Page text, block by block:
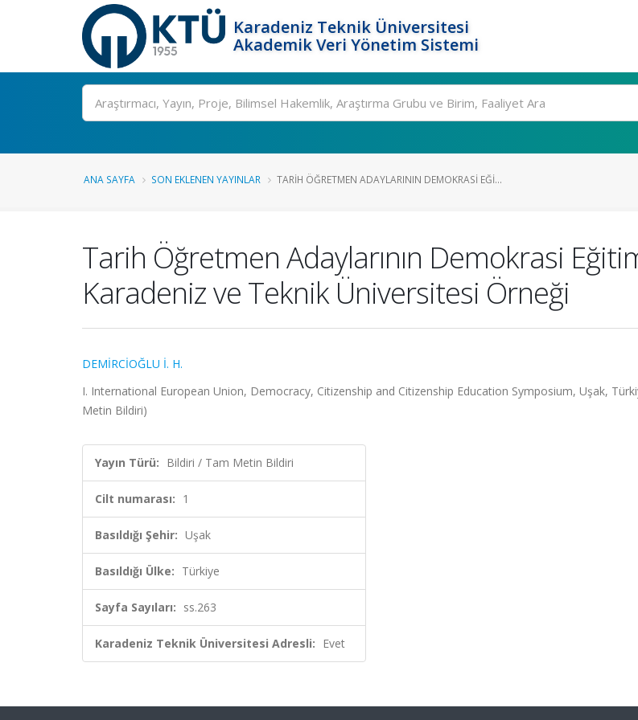
Karadeniz Teknik Üniversitesi
Akademik Veri Yönetim Sistemi
Ara
ANA SAYFA SON EKLENEN YAYINLAR TARIH ÖĞRETMEN ADAYLARININ DEMOKRASI EĞI...
Tarih Öğretmen Adaylarının Demokrasi
Karadeniz ve Teknik Üniversitesi Örneği
DEMİRCİOĞLU İ. H.
I. International European Union, Democracy, Citizenship and Citizenship Education Symposium, Uşak,
Metin Bildiri)
Yayın Türü: Bildiri / Tam Metin Bildiri
Cilt numarası: 1
Basıldığı Şehir: Uşak
Basıldığı Ülke: Türkiye
Sayfa Sayıları: ss.263
Karadeniz Teknik Üniversitesi Adresli: Evet